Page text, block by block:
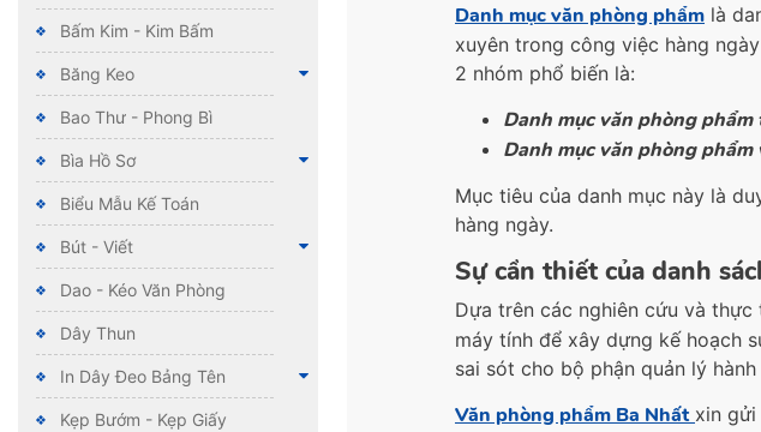
Bấm Kim - Kim Bấm
Băng Keo
Bao Thư - Phong Bì
Bìa Hồ Sơ
Biểu Mẫu Kế Toán
Bút - Viết
Dao - Kéo Văn Phòng
Dây Thun
In Dây Đeo Bảng Tên
Kẹp Bướm - Kẹp Giấy
Danh mục văn phòng phẩm là
xuyên trong công việc hàng
2 nhóm phổ biến là:
Danh mục văn phòng phẩm
Danh mục văn phòng phẩm
Mục tiêu của danh mục này là
hàng ngày.
Sự cần thiết của danh
Dựa trên các nghiên cứu và
máy tính để xây dựng kế hoạch
sai sót cho bộ phận quản lý
Văn phòng phẩm Ba Nhất xin gửi